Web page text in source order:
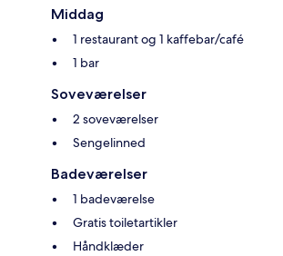
Middag
1 restaurant og 1 kaffebar/café
1 bar
Soveværelser
2 soveværelser
Sengelinned
Badeværelser
1 badeværelse
Gratis toiletartikler
Håndklæder